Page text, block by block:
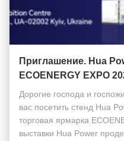
Приглашение. Hua
ECOENERGY EXPO
Дорогие господа и
вас посетить стенд Hua
торговая ярмарка
выставки Hua Power